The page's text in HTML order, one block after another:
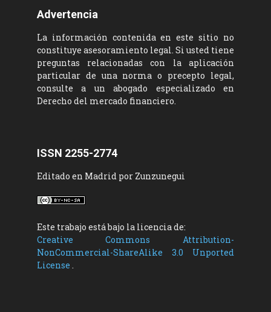
Advertencia
La información contenida en este sitio no
constituye asesoramiento legal. Si usted tiene
preguntas relacionadas con la aplicación
particular de una norma o precepto legal,
consulte a un abogado especializado en
Derecho del mercado financiero.
ISSN 2255-2774
Editado en Madrid por Zunzunegui
Este trabajo está bajo la licencia de:
Creative Commons Attribution-
NonCommercial-ShareAlike 3.0 Unported
License .